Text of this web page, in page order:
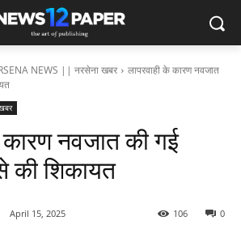
NEWS || नरसेना खबर
लापरवाही के कारण नवजात
कारण नवजात की गई
की शिकायत
April 15, 2025 0
106